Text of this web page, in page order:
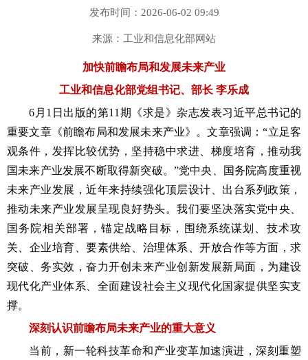
发布时间：2026-06-02 09:49
来源：工业和信息化部网站
加快前瞻布局和发展未来产业
工业和信息化部党组书记、部长 李乐成
6月1日出版的第11期《求是》杂志发表习近平总书记的
重要文章《前瞻布局和发展未来产业》。文章强调：“立足客
观条件，发挥比较优势，坚持稳中求进、梯度培育，推动我
国未来产业发展不断取得新突破。”党中央、国务院高度重视
未来产业发展，近年来持续强化顶层设计、出台系列政策，
推动未来产业发展呈现良好势头。我们要坚决落实党中央、
国务院相关部署，锚定战略目标，围绕系统谋划、技术攻
关、企业培育、要素供给、治理体系、开放合作等方面，求
突破、务实效，奋力开创未来产业创新发展新局面，为建设
现代化产业体系、全面建设社会主义现代化国家提供坚实支
撑。
深刻认识前瞻布局未来产业的重大意义
当前，新一轮科技革命和产业变革加速演进，深刻重塑